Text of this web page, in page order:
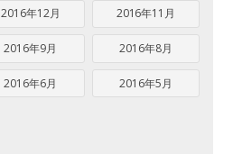
2016年12月 2016年11月
2016年9月 2016年8月
2016年6月 2016年5月